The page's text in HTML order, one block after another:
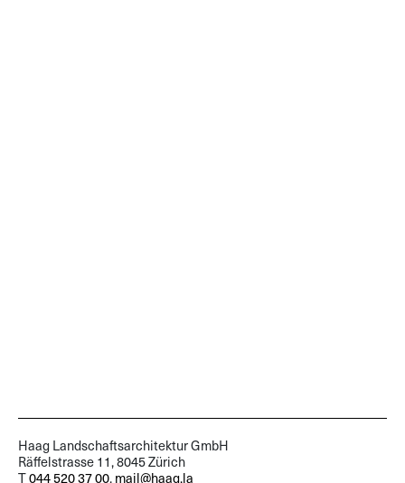
Haag Landschaftsarchitektur GmbH
Räffelstrasse 11, 8045 Zürich
T044 520 37 00,mail@haag.la